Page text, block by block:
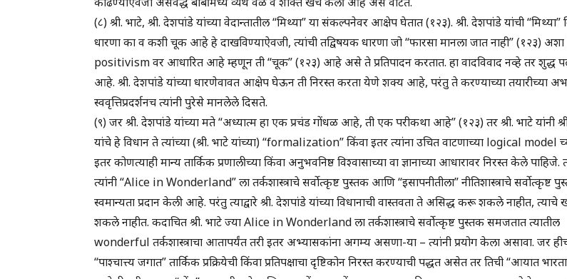
(८) श्री. भाटे, श्री. देशपांडे यांच्या वेदान्तातील “मिथ्या” या संकल्पनेवर आक्षेप घेतात (१२३). श्री. देशपांडे यांची
धारणा का व कशी चूक आहे हे दाखविण्याऐवजी, त्यांची तद्विषयक धारणा जो “फारसा मानला जात नाही” (१२३)
positivism वर आधारित आहे म्हणून ती “चूक” (१२३) आहे असे ते प्रतिपादन करतात. हा वादविवाद नव्हे तर शुद्ध
आहे. श्री. देशपांडे यांच्या धारणेवावत आक्षेप घेऊन ती निरस्त करता येणे शक्य आहे, परंतु ते करण्याच्या तयारीच्या
स्ववृत्तिप्रदर्शनच त्यांनी पुरेसे मानलेले दिसते.
(९) जर श्री. देशपांडे यांच्या मते “अध्यात्म हा एक प्रचंड गोंधळ आहे, ती एक परीकथा आहे” (१२३) तर श्री. भाटे यांनी
यांचे हे विधान ते त्यांच्या (श्री. भाटे यांच्या) “formalization” किंवा इतर त्यांना उचित वाटणाच्या logical model
इतर कोणत्याही मान्य तार्किक प्रणालीच्या किंवा अनुभवनिष्ठ विश्वासाच्या वा ज्ञानाच्या आधारावर निरस्त केले पाहिजे.
त्यांनी “Alice in Wonderland” ला तर्कशास्त्राचे सर्वोत्कृष्ट पुस्तक आणि “इसापनीतीला” नीतिशास्त्राचे सर्वोत्कृष्ट
स्वमान्यता प्रदान केली आहे. परंतु त्याद्वारे श्री. देशपांडे यांच्या विधानाची वास्तवता ते असिद्ध करू शकले नाहीत,
शकले नाहीत. कदाचित श्री. भाटे ज्या Alice in Wonderland ला तर्कशास्त्राचे सर्वोत्कृष्ट पुस्तक समजतात त्यातील
wonderful तर्कशास्त्राचा आतापर्यंत तरी इतर अभ्यासकांना अगम्य असणा-या – त्यांनी प्रयोग केला असावा. जर
“पाश्चात्त्य जगात” तार्किक प्रक्रियेची किंवा प्रतिपक्षाचा दृष्टिकोन निरस्त करण्याची पद्धत असेत तर तिची “आयात